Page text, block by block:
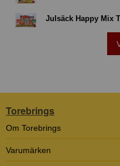
Julsäck Happy Mix
Torebrings
Om Torebrings
Varumärken